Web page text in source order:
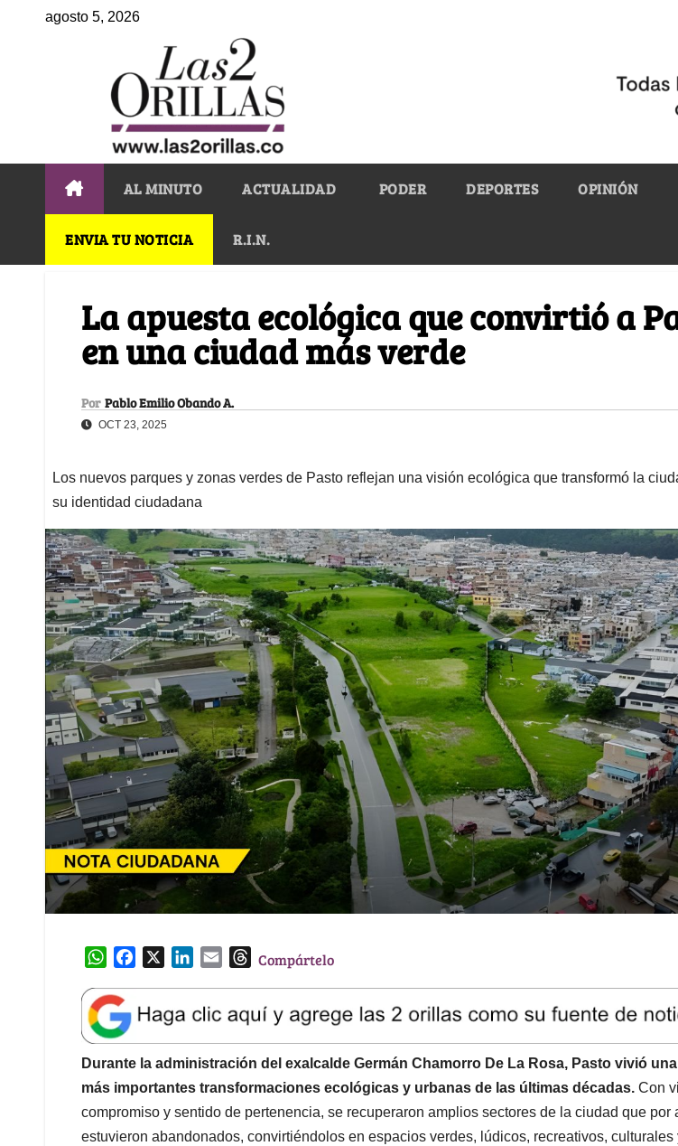
agosto 5, 2026
AL MINUTO ACTUALIDAD PODER DEPORTES OPINIÓN
ENVIA TU NOTICIA R.I.N.
La apuesta ecológica que convirtió a
en una ciudad más verde
Por Pablo Emilio Obando A.
OCT 23, 2025
Los nuevos parques y zonas verdes de Pasto reflejan una visión ecológica que transformó la
su identidad ciudadana
W
a
t
s
A
p
p
e
b
o
o
k
k
e
d
I
n
l
T
e
a
d
s
Compártelo
Durante la administración del exalcalde Germán Chamorro De La Rosa, Pasto vivió
más importantes transformaciones ecológicas y urbanas de las últimas décadas. Con
compromiso y sentido de pertenencia, se recuperaron amplios sectores de la ciudad que por
estuvieron abandonados, convirtiéndolos en espacios verdes, lúdicos, recreativos, culturales